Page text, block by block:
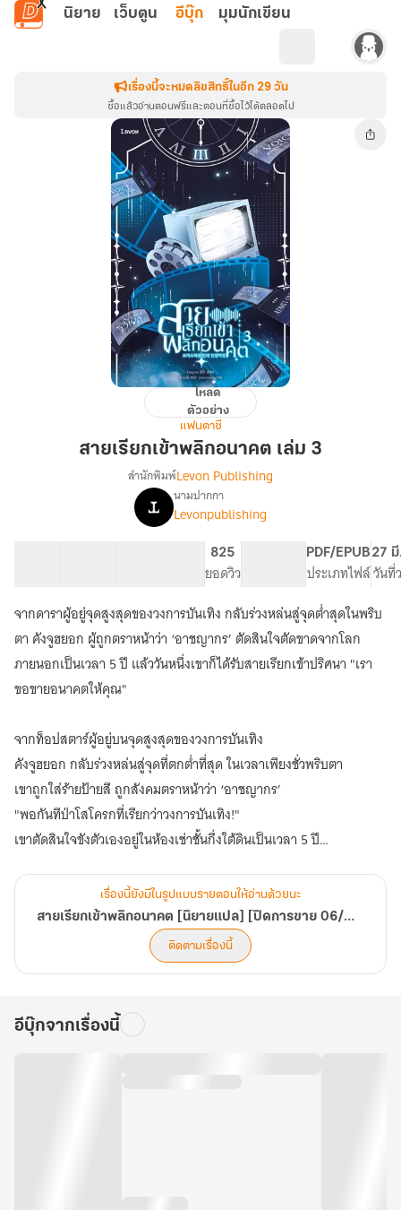
ข้ามไปยังเนื้อหาหลัก
นิยาย เว็บตูน อีบุ๊ก มุมนักเขียน
เรื่องนี้จะหมดลิขสิทธิ์ในอีก 29 วัน
ซื้อแล้วอ่านตอนฟรีและตอนที่ซื้อไว้ได้ตลอดไป
เข้า
อนาคต
โหลด
ตัวอย่าง
แฟนตาซี
สายเรียกเข้าพลิกอนาคต เล่ม 3
เรื่อง
สาย
เรียก
เข้า
พลิก
อนาคต
[นิยาย
แปล]
[ปิด
การ
สำนักพิมพ์Levon Publishing
นามปากกา
Levonpublishing
825
ยอดวิว
PDF/EPUB
ประเภทไฟล์
27
วันที่
จากดาราผู้อยู่จุดสูงสุดของวงการบันเทิง กลับร่วงหล่นสู่จุดต่ำสุดในพริบ
ตา คังจูฮยอก ผู้ถูกตราหน้าว่า ‘อาชญากร’ ตัดสินใจตัดขาดจากโลก
ภายนอกเป็นเวลา 5 ปี แล้ววันหนึ่งเขาก็ได้รับสายเรียกเข้าปริศนา "เรา
ขอขายอนาคตให้คุณ"
จากท็อปสตาร์ผู้อยู่บนจุดสูงสุดของวงการบันเทิง
คังจูฮยอก กลับร่วงหล่นสู่จุดที่ตกต่ำที่สุด ในเวลาเพียงชั่วพริบตา
เขาถูกใส่ร้ายป้ายสี ถูกสังคมตราหน้าว่า ‘อาชญากร’
"พอกันทีป่าโสโครกที่เรียกว่าวงการบันเทิง!"
เขาตัดสินใจขังตัวเองอยู่ในห้องเช่าชั้นกึ่งใต้ดินเป็นเวลา 5 ปี
"เราขอขายอนาคตให้คุณ"
วอยซ์ฟิชชิ่งแปลกๆสายนี้ใครเชื่อก็บ้าแล้ว!
"ฟังต่อกรุณากด 1 ปฏิเสธการรับบริการกรุณากด 2"
...ติ๊ด...
เรื่องนี้ยังมีในรูปแบบรายตอนให้อ่านด้วยนะ
สายเรียกเข้าพลิกอนาคต [นิยายแปล] [ปิดการขาย 06/09/2026]
ติดตามเรื่องนี้
อีบุ๊กจากเรื่องนี้